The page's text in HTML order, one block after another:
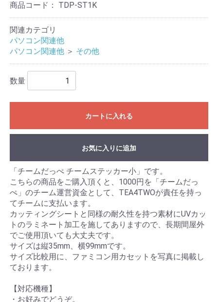
商品コード： TDP-ST1K
関連カテゴリ
パソコン関連他
パソコン関連他 ＞ その他
数量
カートに入れる
お気に入りに追加
「チームだっぺ チームステッカー小」です。
こちらの商品をご購入頂くと、1000円を「チームだっ
ぺ」のチーム運営資金として、TEA4TWOが責任を持っ
てチームに支払います。
カッティングシートと同様の耐久性を持つ素材にUVカッ
トのラミネート加工を施してありますので、長期間屋外
でご使用頂いても大丈夫です。
サイズは縦35mm、横99mmです。
サイズ比較用に、ファミコン用カセットを写真に掲載し
ております。
【対応機種】
・お好みでどうぞ。